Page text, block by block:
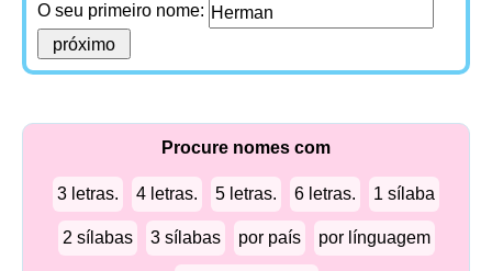
O seu primeiro nome:
Procure nomes com
3 letras. 4 letras. 5 letras. 6 letras. 1 sílaba
2 sílabas 3 sílabas por país por línguagem